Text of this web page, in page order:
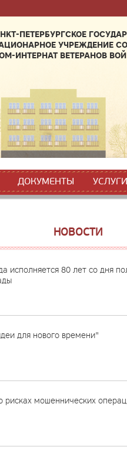
ПЕТЕРБУРГСКОЕ
УЧРЕЖДЕНИЕ
ИНТЕРНАТ ВЕТЕРАНОВ
ДОКУМЕНТЫ УСЛУГИ
НОВОСТИ
исполняется 80 лет со дня
для нового времени"
рисках мошеннических